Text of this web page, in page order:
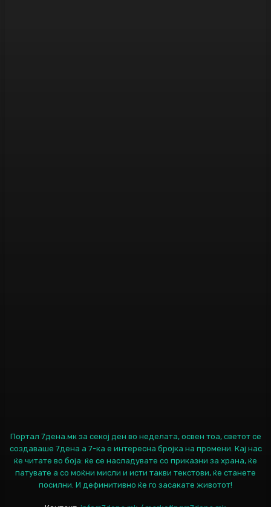
Портал 7дена.мк за секој ден во неделата, освен тоа, светот се
создаваше 7дена а 7-ка е интересна бројка на промени. Кај нас
ќе читате во боја: ќе се насладувате со приказни за храна, ќе
патувате а со моќни мисли и исти такви текстови, ќе станете
посилни. И дефинитивно ќе го засакате животот!